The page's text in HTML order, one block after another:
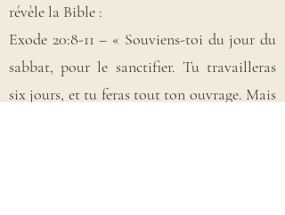
révèle la Bible :
Exode 20:8-11 – « Souviens-toi du jour du
sabbat, pour le sanctifier. Tu travailleras
six jours, et tu feras tout ton ouvrage. Mais